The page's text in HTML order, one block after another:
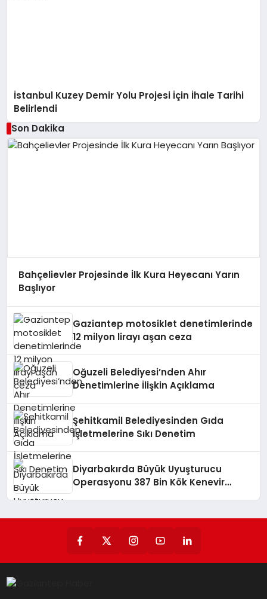
İstanbul Kuzey Demir Yolu Projesi İçin İhale Tarihi
Belirlendi
Son Dakika
Bahçelievler Projesinde İlk Kura Heyecanı Yarın
Başlıyor
Gaziantep motosiklet denetimlerinde
12 milyon lirayı aşan ceza
Oğuzeli Belediyesi’nden Ahır
Denetimlerine İlişkin Açıklama
Şehitkamil Belediyesinden Gıda
İşletmelerine Sıkı Denetim
Diyarbakırda Büyük Uyuşturucu
Operasyonu 387 Bin Kök Kenevir